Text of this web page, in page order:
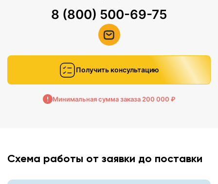
8 (800) 500-69-75
Получить консультацию
Минимальная сумма заказа 200 000 ₽
Схема работы от заявки до поставки